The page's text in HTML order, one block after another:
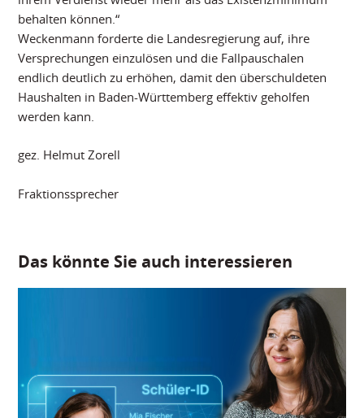
behalten können.“
Weckenmann forderte die Landesregierung auf, ihre
Versprechungen einzulösen und die Fallpauschalen
endlich deutlich zu erhöhen, damit den überschuldeten
Haushalten in Baden-Württemberg effektiv geholfen
werden kann.
gez. Helmut Zorell
Fraktionssprecher
Das könnte Sie auch interessieren